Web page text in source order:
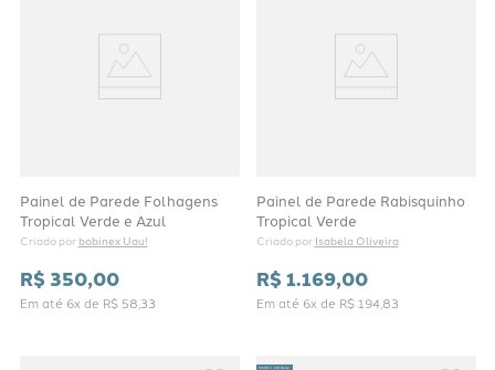
Painel de Parede Folhagens
Tropical Verde e Azul
Criado por bobinex Uau!
R$ 350,00
Em até 6x de R$ 58 33
Painel de Parede Rabisquinho
Tropical Verde
Criado por Isabela Oliveira
R$1.169,00
Em até 6x de R$ 194,83
PRONTA ENTREGA